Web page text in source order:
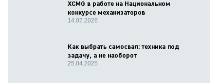
XCMG в работе на Национальном
конкурсе механизаторов
14.07.2026
Как выбрать самосвал: техника под
задачу, а не наоборот
25.04.2025